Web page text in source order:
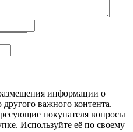
информации о
важного контента.
покупателя вопросы
Используйте её по своему